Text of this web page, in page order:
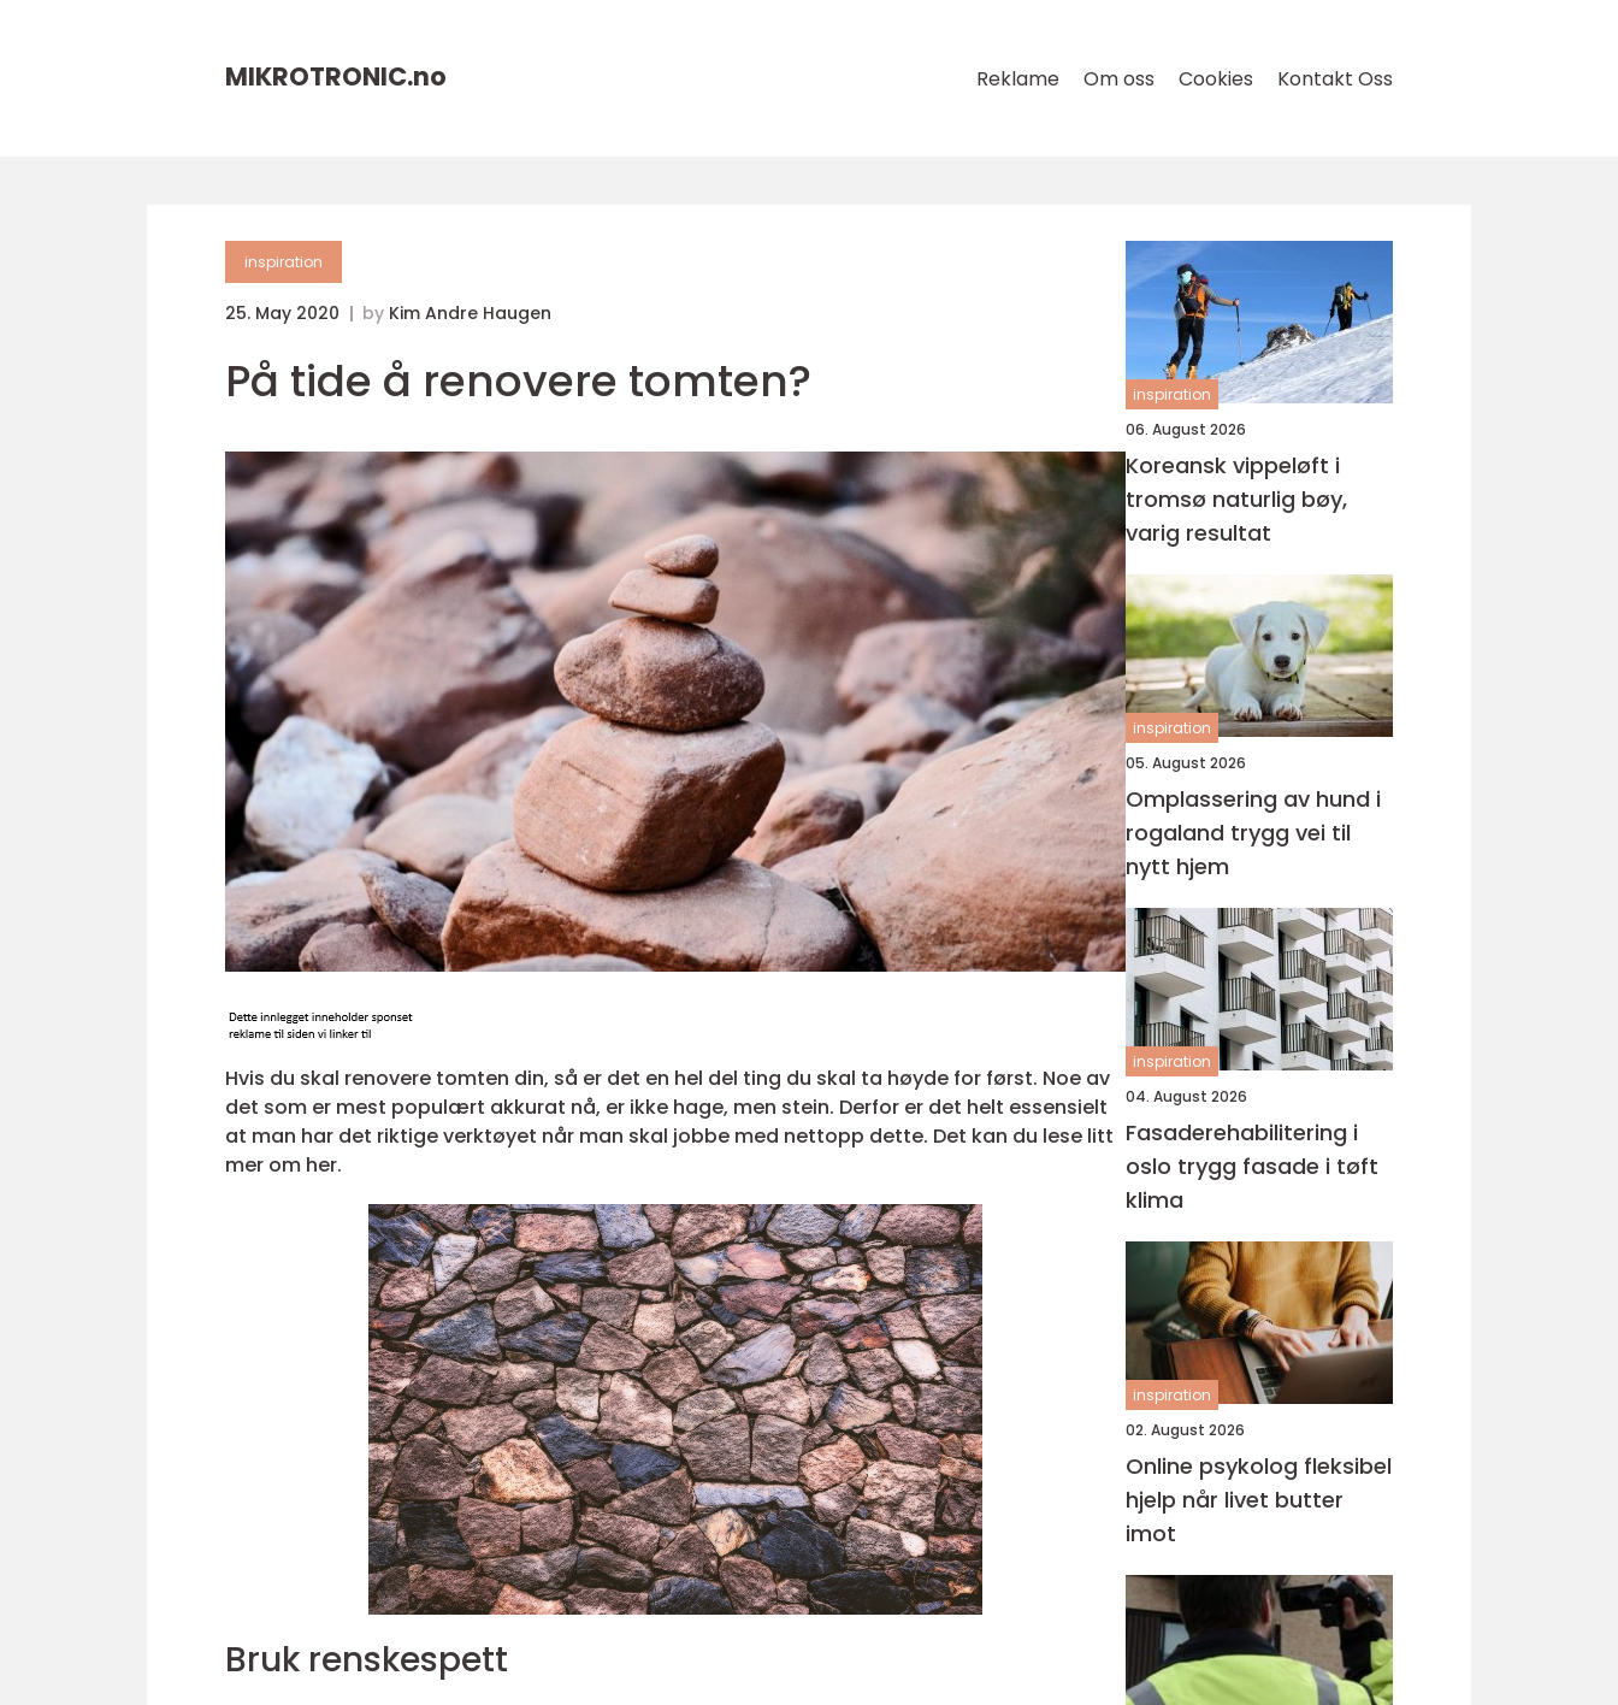
MIKROTRONIC.no Reklame Om oss Cookies Kontakt Oss
inspiration
25. May 2020 by Kim Andre Haugen
På tide å renovere tomten?
Hvis du skal renovere tomten din, så er det en hel del ting du skal ta høyde for først. Noe av
det som er mest populært akkurat nå, er ikke hage, men stein. Derfor er det helt essensielt
at man har det riktige verktøyet når man skal jobbe med nettopp dette. Det kan du lese litt
mer om her.
Bruk renskespett
inspiration
06. August 2026
Koreansk vippeløft i
tromsø naturlig bøy,
varig resultat
inspiration
05. August 2026
Omplassering av hund i
rogaland trygg vei til
nytt hjem
inspiration
04. August 2026
Fasaderehabilitering i
oslo trygg fasade i tøft
klima
inspiration
02. August 2026
Online psykolog fleksibel
hjelp når livet butter
imot